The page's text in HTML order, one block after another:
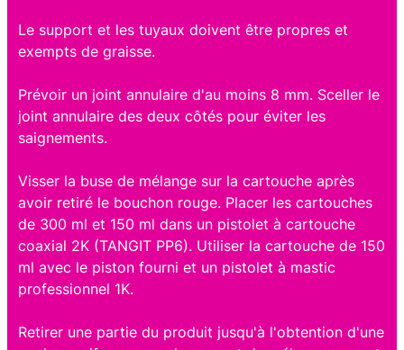
Le support et les tuyaux doivent être propres et
exempts de graisse.
Prévoir un joint annulaire d'au moins 8 mm. Sceller le
joint annulaire des deux côtés pour éviter les
saignements.
Visser la buse de mélange sur la cartouche après
avoir retiré le bouchon rouge. Placer les cartouches
de 300 ml et 150 ml dans un pistolet à cartouche
coaxial 2K (TANGIT PP6). Utiliser la cartouche de 150
ml avec le piston fourni et un pistolet à mastic
professionnel 1K.
Retirer une partie du produit jusqu'à l'obtention d'une